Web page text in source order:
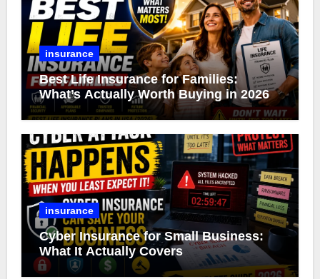
insurance
Best Life Insurance for Families:
What’s Actually Worth Buying in 2026
insurance
Cyber Insurance for Small Business:
What It Actually Covers